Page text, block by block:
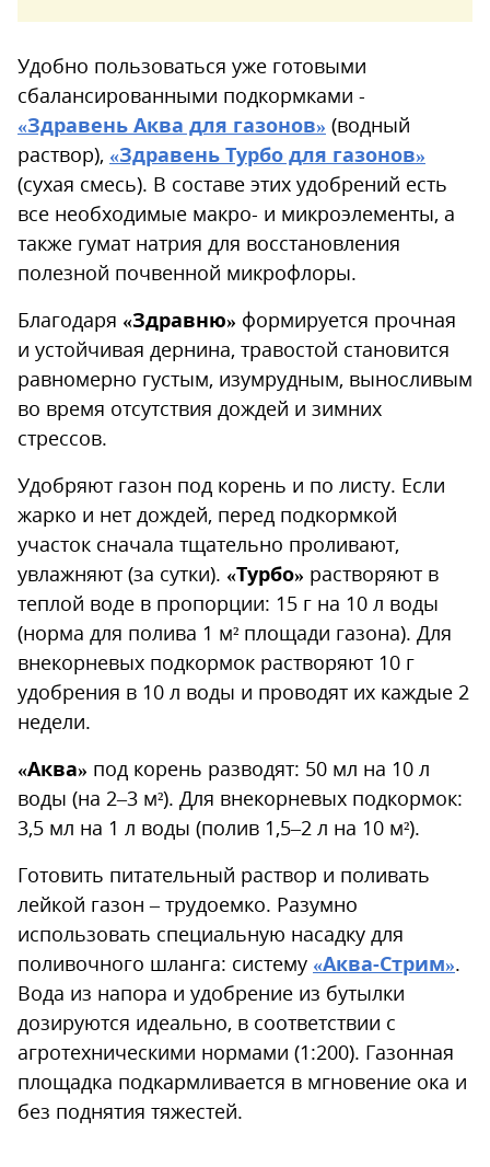
Удобно пользоваться уже готовыми
сбалансированными подкормками -
«Здравень Аква для газонов» (водный
раствор), «Здравень Турбо для газонов»
(сухая смесь). В составе этих удобрений есть
все необходимые макро- и микроэлементы, а
также гумат натрия для восстановления
полезной почвенной микрофлоры.
Благодаря «Здравню» формируется прочная
и устойчивая дернина, травостой становится
равномерно густым, изумрудным, выносливым
во время отсутствия дождей и зимних
стрессов.
Удобряют газон под корень и по листу. Если
жарко и нет дождей, перед подкормкой
участок сначала тщательно проливают,
увлажняют (за сутки). «Турбо» растворяют в
теплой воде в пропорции: 15 г на 10 л воды
(норма для полива 1 м² площади газона). Для
внекорневых подкормок растворяют 10 г
удобрения в 10 л воды и проводят их каждые 2
недели.
«Аква» под корень разводят: 50 мл на 10 л
воды (на 2–3 м²). Для внекорневых подкормок:
3,5 мл на 1 л воды (полив 1,5–2 л на 10 м²).
Готовить питательный раствор и поливать
лейкой газон – трудоемко. Разумно
использовать специальную насадку для
поливочного шланга: систему «Аква-Стрим».
Вода из напора и удобрение из бутылки
дозируются идеально, в соответствии с
агротехническими нормами (1:200). Газонная
площадка подкармливается в мгновение ока и
без поднятия тяжестей.